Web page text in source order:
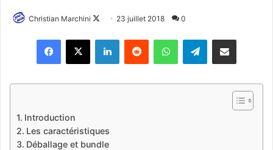
Christian Marchini
l
X
23 juillet 2018 0
Telegram
Introduction
Les caractéristiques
Déballage et bundle